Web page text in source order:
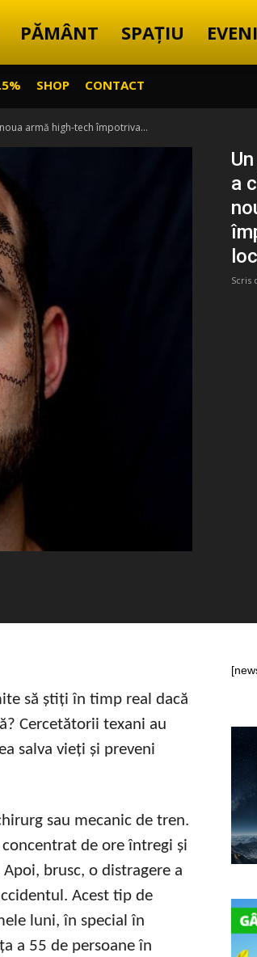
PĂMÂNT SPAȚIU
SHOP CONTACT
armă high-tech împotriva...
a
Scris
să știți în timp real dacă
Cercetătorii texani au
salva vieți și preveni
sau mecanic de tren.
de ore întregi și
brusc, o distragere a
Acest tip de
luni, în special în
a 55 de persoane în